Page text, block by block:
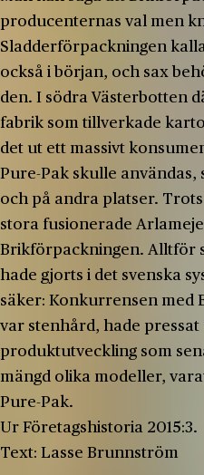
producenternas val men
Sladderförpackningen
också i början, och sax
den. I södra Västerbotten
fabrik som tillverkade
det ut ett massivt
Pure-Pak skulle användas,
och på andra platser.
stora fusionerade
Brikförpackningen. Alltför
hade gjorts i det svenska
säker: Konkurrensen med
var stenhård, hade
produktutveckling som
mängd olika modeller,
Pure-Pak.
Ur Företagshistoria 2015:3.
Text: Lasse Brunnström